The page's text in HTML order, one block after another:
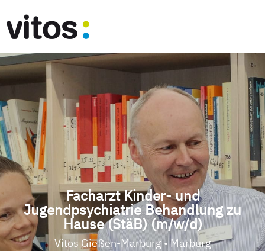
Facharzt Kinder- und
Jugendpsychiatrie Behandlung zu
Hause (StäB) (m/w/d)
Vitos Gießen-Marburg • Marburg